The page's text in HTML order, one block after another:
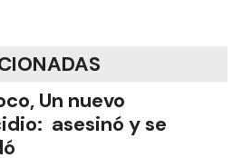
Un nuevo
asesinó y se